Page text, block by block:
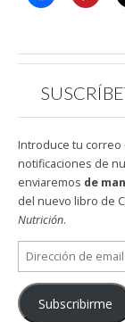
Introduce tu correo
notificaciones de
enviaremos de
del nuevo libro de
Nutrición.
Dirección
de
email
Subscribirme